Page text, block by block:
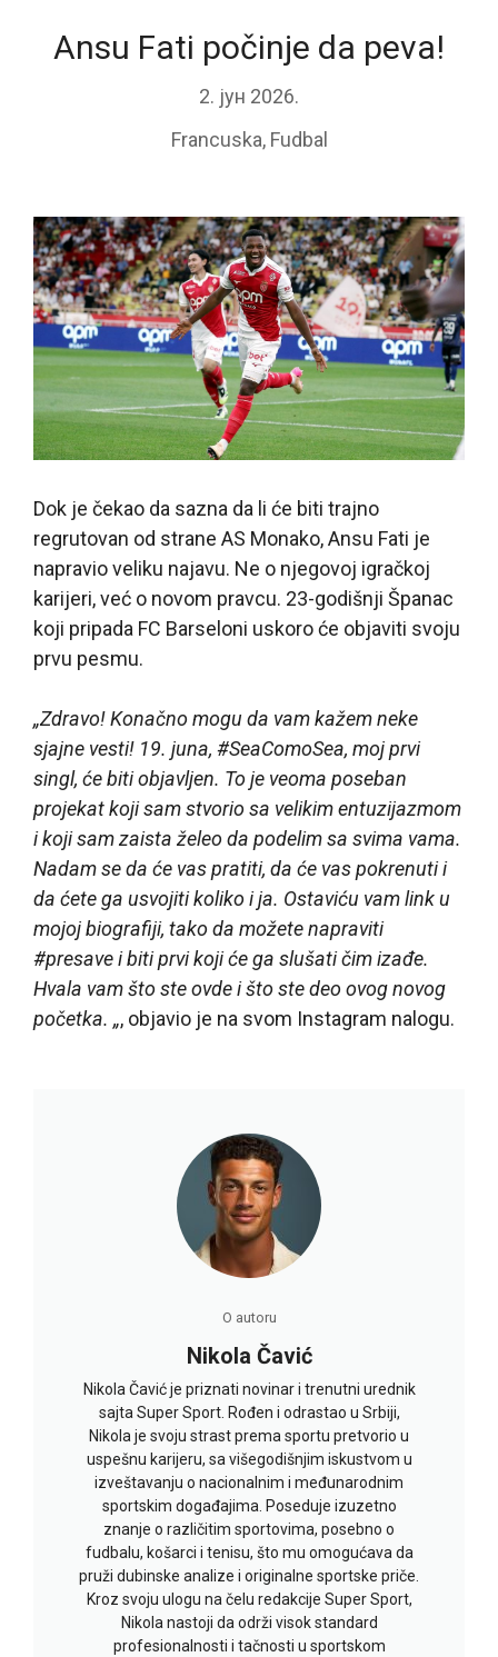
Ansu Fati počinje da peva!
2. јун 2026.
Francuska, Fudbal
Dok je čekao da sazna da li će biti trajno
regrutovan od strane AS Monako, Ansu Fati je
napravio veliku najavu. Ne o njegovoj igračkoj
karijeri, već o novom pravcu. 23-godišnji Španac
koji pripada FC Barseloni uskoro će objaviti svoju
prvu pesmu.
„Zdravo! Konačno mogu da vam kažem neke
sjajne vesti! 19. juna, #SeaComoSea, moj prvi
singl, će biti objavljen. To je veoma poseban
projekat koji sam stvorio sa velikim entuzijazmom
i koji sam zaista želeo da podelim sa svima vama.
Nadam se da će vas pratiti, da će vas pokrenuti i
da ćete ga usvojiti koliko i ja. Ostaviću vam link u
mojoj biografiji, tako da možete napraviti
#presave i biti prvi koji će ga slušati čim izađe.
Hvala vam što ste ovde i što ste deo ovog novog
početka. „, objavio je na svom Instagram nalogu.
O autoru
Nikola Čavić
Nikola Čavić je priznati novinar i trenutni urednik
sajta Super Sport. Rođen i odrastao u Srbiji,
Nikola je svoju strast prema sportu pretvorio u
uspešnu karijeru, sa višegodišnjim iskustvom u
izveštavanju o nacionalnim i međunarodnim
sportskim događajima. Poseduje izuzetno
znanje o različitim sportovima, posebno o
fudbalu, košarci i tenisu, što mu omogućava da
pruži dubinske analize i originalne sportske priče.
Kroz svoju ulogu na čelu redakcije Super Sport,
Nikola nastoji da održi visok standard
profesionalnosti i tačnosti u sportskom